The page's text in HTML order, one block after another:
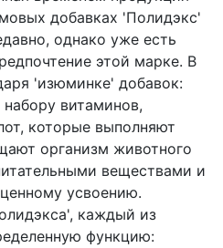
добавках 'Полидэкс'
однако уже есть
этой марке. В
'изюминке' добавок:
витаминов,
которые выполняют
организм животного
веществами и
усвоению.
каждый из
функцию: